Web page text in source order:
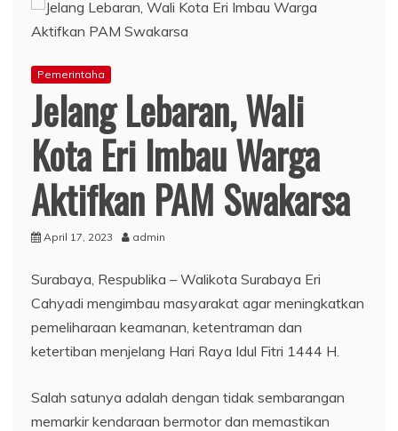
Pemerintaha
Jelang Lebaran, Wali
Kota Eri Imbau Warga
Aktifkan PAM Swakarsa
April 17, 2023 admin
Surabaya, Respublika – Walikota Surabaya Eri
Cahyadi mengimbau masyarakat agar meningkatkan
pemeliharaan keamanan, ketentraman dan
ketertiban menjelang Hari Raya Idul Fitri 1444 H.
Salah satunya adalah dengan tidak sembarangan
memarkir kendaraan bermotor dan memastikan